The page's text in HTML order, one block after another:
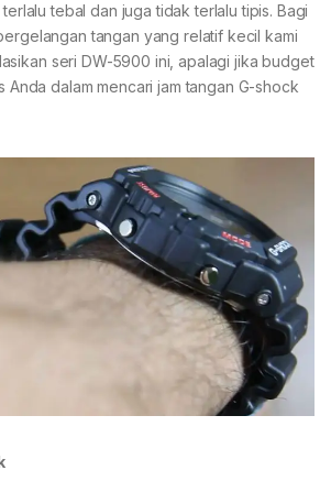
tebal dan juga tidak terlalu tipis. Bagi
tangan yang relatif kecil kami
seri DW-5900 ini, apalagi jika budget
Anda dalam mencari jam tangan G-shock